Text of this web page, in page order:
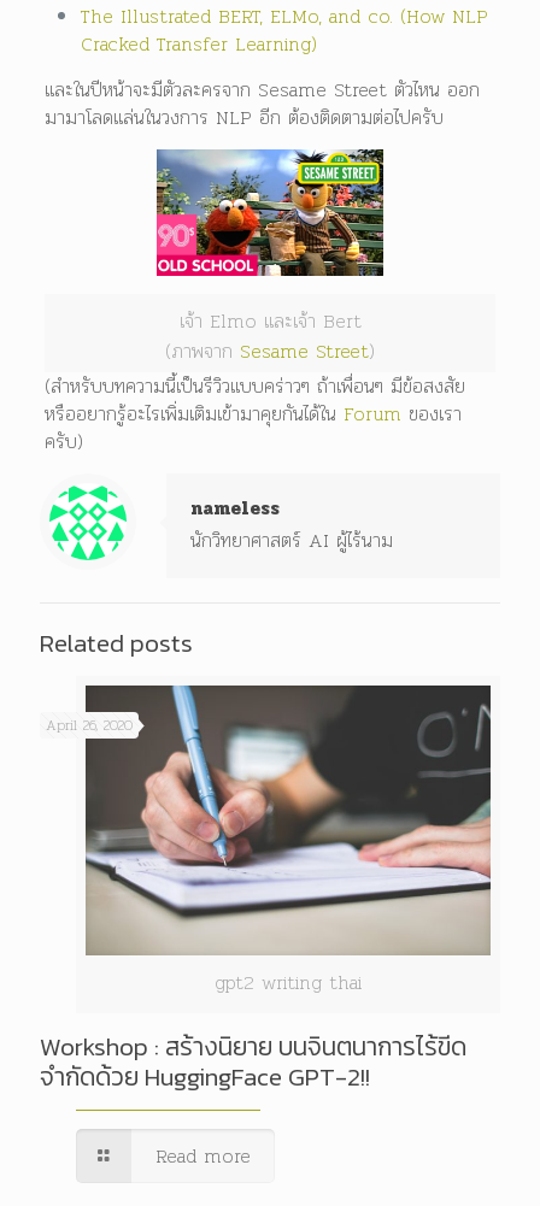
The Illustrated BERT, ELMo, and co. (How NLP
Cracked Transfer Learning)
และในปีหน้าจะมีตัวละครจาก Sesame Street ตัวไหน ออก
มามาโลดแล่นในวงการ NLP อีก ต้องติดตามต่อไปครับ
เจ้า Elmo และเจ้า Bert
(ภาพจาก Sesame Street)
(สำหรับบทความนี้เป็นรีวิวแบบคร่าวๆ ถ้าเพื่อนๆ มีข้อสงสัย
หรืออยากรู้อะไรเพิ่มเติมเข้ามาคุยกันได้ใน Forum ของเรา
ครับ)
nameless
นักวิทยาศาสตร์ AI ผู้ไร้นาม
Related posts
gpt2 writing thai
April 26, 2020
Workshop : สร้างนิยาย บนจินตนาการไร้ขีด
จำกัดด้วย HuggingFace GPT-2!!
Read more